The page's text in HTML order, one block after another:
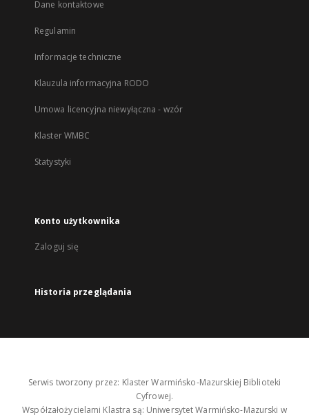
Dane kontaktowe
Regulamin
Informacje techniczne
Klauzula informacyjna RODO
Umowa licencyjna niewyłączna - wzór
Klaster WMBC
Statystyki
Konto użytkownika
Zaloguj się
Historia przeglądania
Serwis tworzony przez: Klaster Warmińsko-Mazurskiej Biblioteki
Cyfrowej.
Współzałożycielami Klastra są: Uniwersytet Warmińsko-Mazurski w